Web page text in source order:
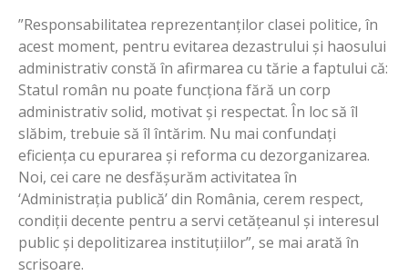
”Responsabilitatea reprezentanților clasei politice, în
acest moment, pentru evitarea dezastrului și haosului
administrativ constă în afirmarea cu tărie a faptului că:
Statul român nu poate funcționa fără un corp
administrativ solid, motivat și respectat. În loc să îl
slăbim, trebuie să îl întărim. Nu mai confundați
eficiența cu epurarea și reforma cu dezorganizarea.
Noi, cei care ne desfășurăm activitatea în
‘Administrația publică’ din România, cerem respect,
condiții decente pentru a servi cetățeanul și interesul
public și depolitizarea instituțiilor”, se mai arată în
scrisoare.